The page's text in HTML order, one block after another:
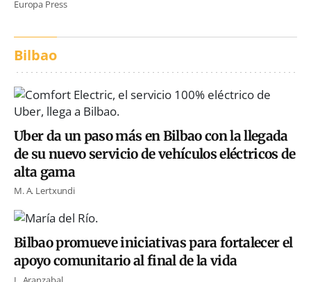
Europa Press
Bilbao
Uber da un paso más en Bilbao con la llegada
de su nuevo servicio de vehículos eléctricos de
alta gama
M. A. Lertxundi
Bilbao promueve iniciativas para fortalecer el
apoyo comunitario al final de la vida